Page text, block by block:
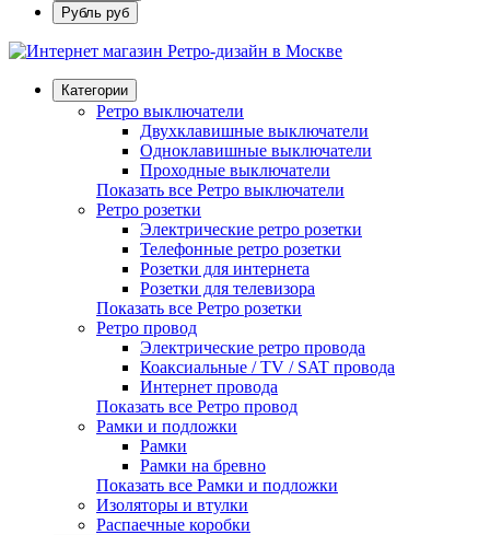
Рубль руб
Категории
Ретро выключатели
Двухклавишные выключатели
Одноклавишные выключатели
Проходные выключатели
Показать все Ретро выключатели
Ретро розетки
Электрические ретро розетки
Телефонные ретро розетки
Розетки для интернета
Розетки для телевизора
Показать все Ретро розетки
Ретро провод
Электрические ретро провода
Коаксиальные / TV / SAT провода
Интернет провода
Показать все Ретро провод
Рамки и подложки
Рамки
Рамки на бревно
Показать все Рамки и подложки
Изоляторы и втулки
Распаечные коробки